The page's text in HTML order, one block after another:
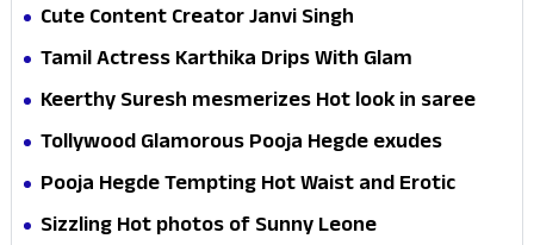
Cute Content Creator Janvi Singh
Tamil Actress Karthika Drips With Glam
Keerthy Suresh mesmerizes Hot look in saree
Tollywood Glamorous Pooja Hegde exudes
Hotness
Pooja Hegde Tempting Hot Waist and Erotic
Expression in Black Saree
Sizzling Hot photos of Sunny Leone